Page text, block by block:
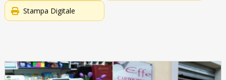
Stampa Digitale